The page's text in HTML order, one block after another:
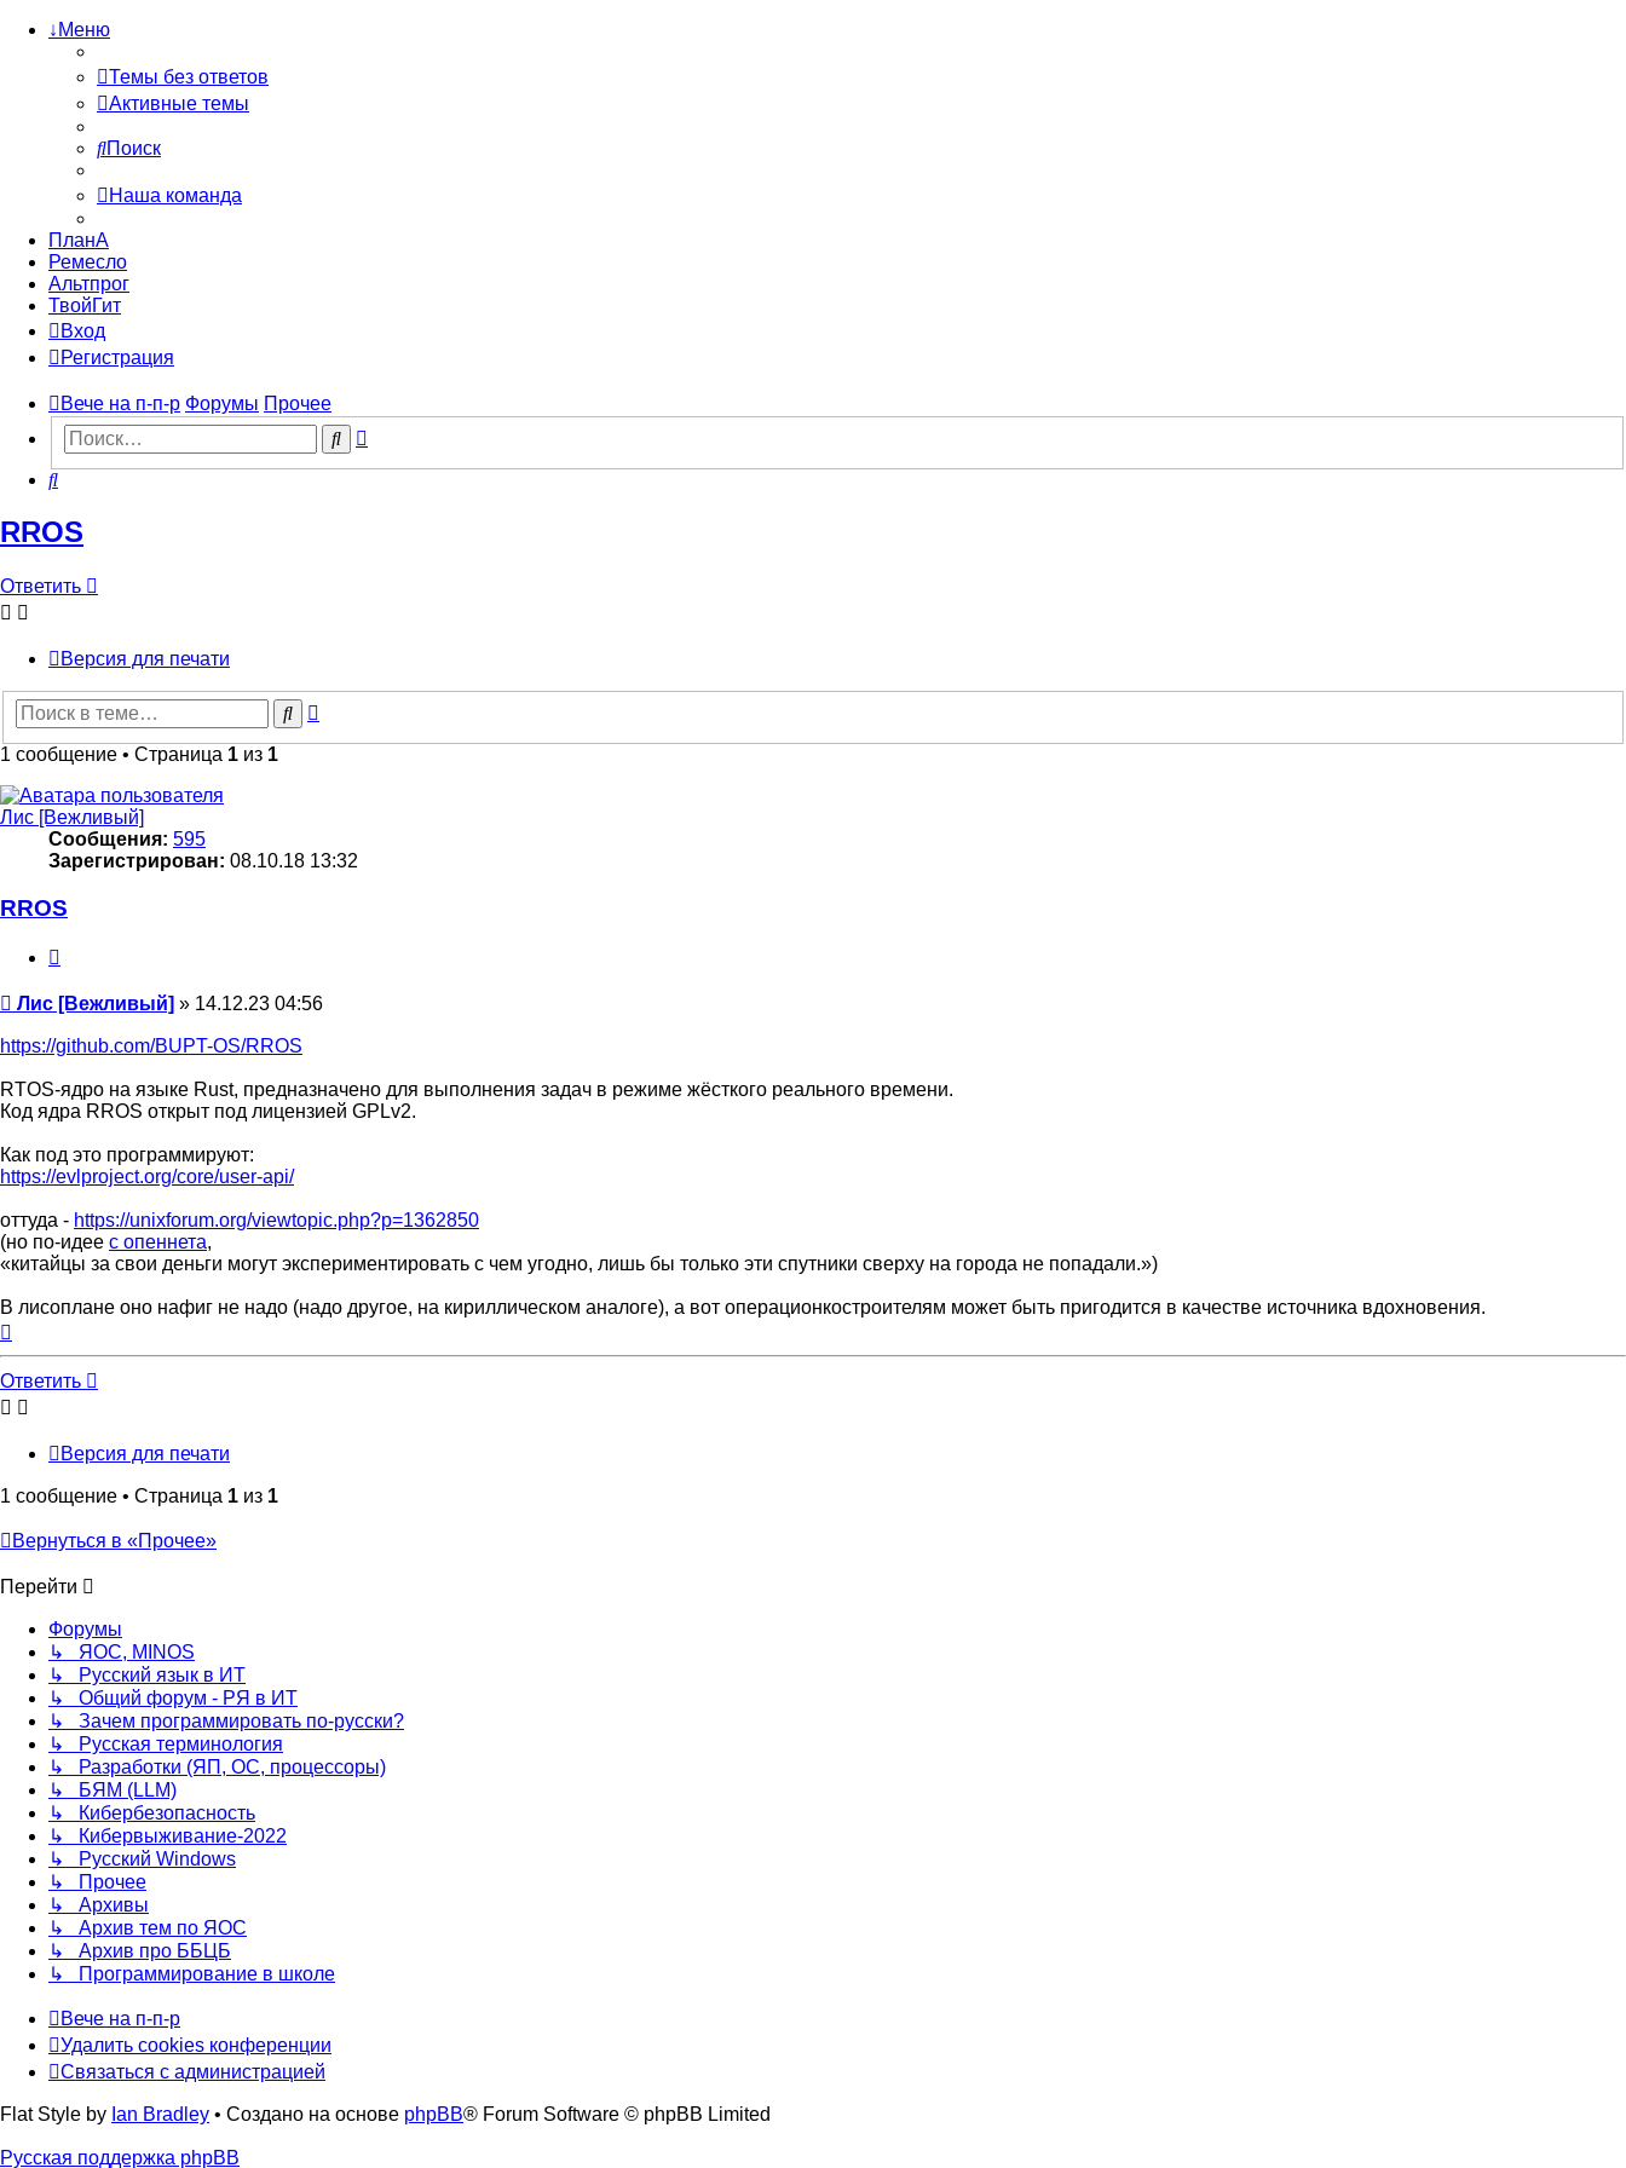
↓Меню
Темы без ответов
Активные темы
Поиск
Наша команда
ПланА
Ремесло
Альтпрог
ТвойГит
Вход
Регистрация
Вече на п-п-р Форумы Прочее
Поиск
Поиск
RROS
Ответить
Версия для печати
Поиск
1 сообщение • Страница 1 из 1
Лис [Вежливый]
Сообщения: 595
Зарегистрирован: 08.10.18 13:32
RROS
Сообщение
Лис [Вежливый] » 14.12.23 04:56
https://github.com/BUPT-OS/RROS
RTOS-ядро на языке Rust, предназначено для выполнения задач в режиме жёсткого реального времени.
Код ядра RROS открыт под лицензией GPLv2.
Как под это программируют:
https://evlproject.org/core/user-api/
оттуда - https://unixforum.org/viewtopic.php?p=1362850
(но по-идее с опеннета,
«китайцы за свои деньги могут экспериментировать с чем угодно, лишь бы только эти спутники сверху на города не попадали.»)
В лисоплане оно нафиг не надо (надо другое, на кириллическом аналоге), а вот операционкостроителям может быть пригодится в качестве источника вдохновения.
к
началу
Ответить
Версия для печати
1 сообщение • Страница 1 из 1
Вернуться в «Прочее»
Перейти
Форумы
↳ ЯОС, MINOS
↳ Русский язык в ИТ
↳ Общий форум - РЯ в ИТ
↳ Зачем программировать по-русски?
↳ Русская терминология
↳ Разработки (ЯП, ОС, процессоры)
↳ БЯМ (LLM)
↳ Кибербезопасность
↳ Кибервыживание-2022
↳ Русский Windows
↳ Прочее
↳ Архивы
↳ Архив тем по ЯОС
↳ Архив про ББЦБ
↳ Программирование в школе
Вече на п-п-р
Удалить cookies конференции
Связаться с администрацией
Flat Style by Ian Bradley • Создано на основе phpBB® Forum Software © phpBB Limited
Русская поддержка phpBB